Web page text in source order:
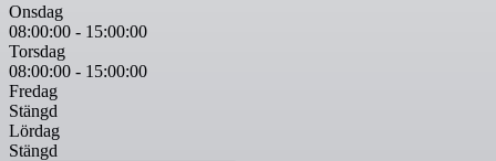
Onsdag
08:00:00 - 15:00:00
Torsdag
08:00:00 - 15:00:00
Fredag
Stängd
Lördag
Stängd